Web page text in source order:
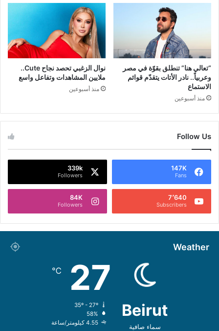
“تعالي هنا” تنطلق بقوّة في مصر
وعربياً.. نادر الأتات يتقدّم قوائم
الاستماع
منذ أسبوعين
نوال الزغبي تحصد نجاح Cute..
ملايين المشاهدات وتفاعل واسع
منذ أسبوعين
Follow Us
147K
Fans
339k
Followers
7٬640
Subscribers
84K
Followers
Weather
Beirut
سماء صافية
27
℃
58%
4.55 كيلومتر/ساعة